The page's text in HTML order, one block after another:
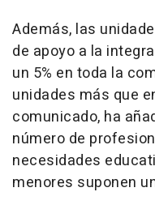
Además, las
de apoyo a la
un 5% en toda la
unidades más que
comunicado, ha
número de
necesidades
menores suponen